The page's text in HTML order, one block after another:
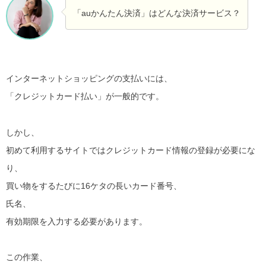
「auかんたん決済」はどんな決済サービス？
インターネットショッピングの支払いには、
「クレジットカード払い」が一般的です。
しかし、
初めて利用するサイトではクレジットカード情報の登録が必要にな
り、
買い物をするたびに16ケタの長いカード番号、
氏名、
有効期限を入力する必要があります。
この作業、